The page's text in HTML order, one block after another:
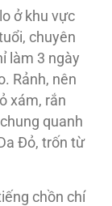
ở khu vực
chuyên
làm 3 ngày
Rảnh, nên
xám, rắn
quanh
Đỏ, trốn từ
chồn chí